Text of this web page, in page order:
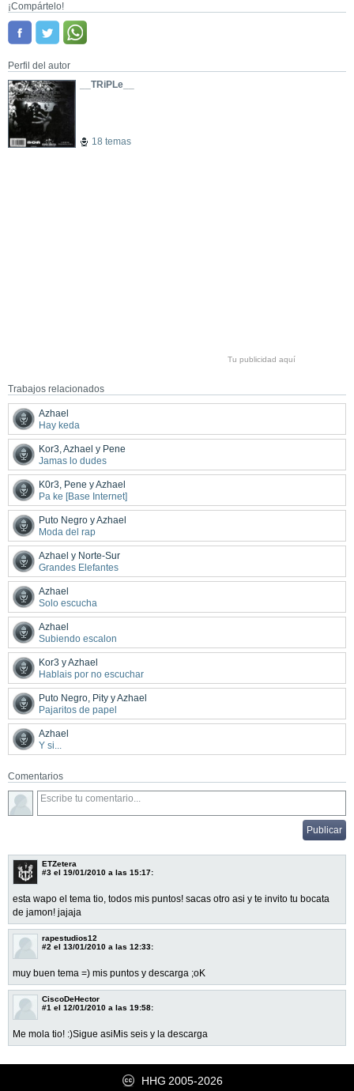
¡Compártelo!
Perfil del autor
__TRiPLe__
18 temas
Tu publicidad aquí
Trabajos relacionados
Azhael
Hay keda
Kor3, Azhael y Pene
Jamas lo dudes
K0r3, Pene y Azhael
Pa ke [Base Internet]
Puto Negro y Azhael
Moda del rap
Azhael y Norte-Sur
Grandes Elefantes
Azhael
Solo escucha
Azhael
Subiendo escalon
Kor3 y Azhael
Hablais por no escuchar
Puto Negro, Pity y Azhael
Pajaritos de papel
Azhael
Y si...
Comentarios
ETZetera
#3 el 19/01/2010 a las 15:17:
esta wapo el tema tio, todos mis puntos! sacas otro asi y te invito tu bocata
de jamon! jajaja
rapestudios12
#2 el 13/01/2010 a las 12:33:
muy buen tema =) mis puntos y descarga ;oK
CiscoDeHector
#1 el 12/01/2010 a las 19:58:
Me mola tio! :)Sigue asiMis seis y la descarga
HHG 2005-2026